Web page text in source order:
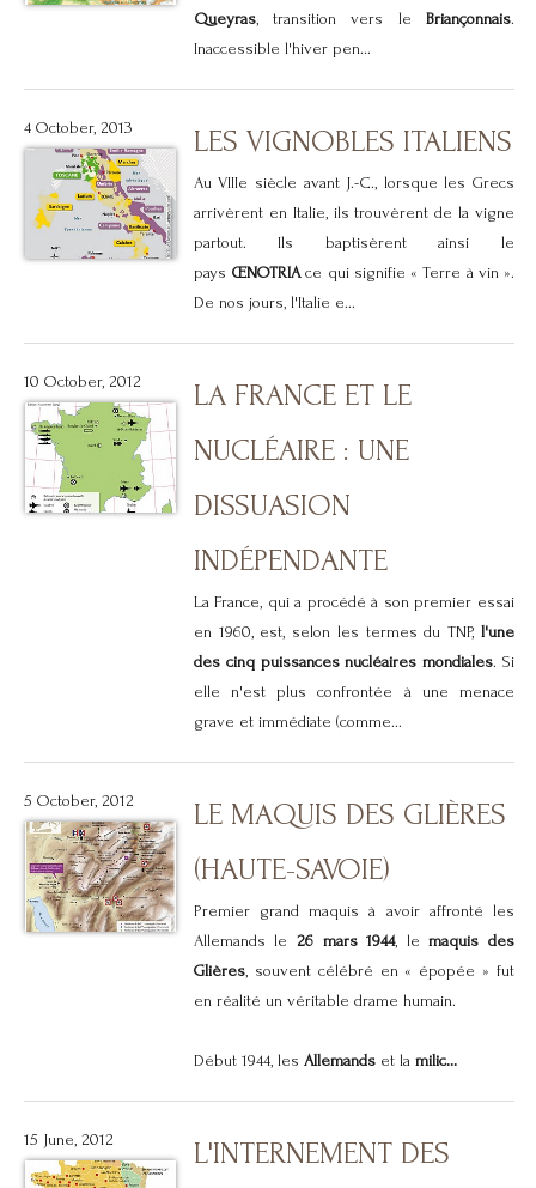
Queyras, transition vers le Briançonnais.
Inaccessible l'hiver pen...
4 October, 2013 LES VIGNOBLES ITALIENS
Au VIIIe siècle avant J.-C., lorsque les Grecs
arrivèrent en Italie, ils trouvèrent de la vigne
partout. Ils baptisèrent ainsi le
pays ŒNOTRIAce qui signifie « Terre à vin ».
De nos jours, l'Italie e...
10 October, 2012
LA FRANCE ET LE
NUCLÉAIRE : UNE
DISSUASION
INDÉPENDANTE
La France, qui a procédé à son premier essai
en 1960, est, selon les termes du TNP, l'une
des cinq puissances nucléaires mondiales. Si
elle n'est plus confrontée à une menace
grave et immédiate (comme...
5 October, 2012
LE MAQUIS DES GLIÈRES
(HAUTE-SAVOIE)
Premier grand maquis à avoir affronté les
Allemands le26 mars 1944, lemaquis des
Glières, souvent célébré en « épopée » fut
en réalité un véritable drame humain.
Début 1944, les Allemandset la milic...
15 June, 2012 L'INTERNEMENT DES